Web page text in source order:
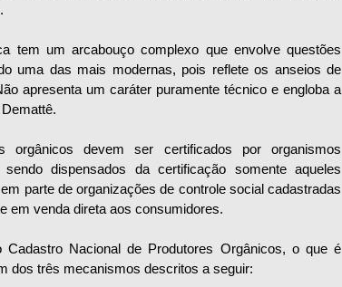
tem um arcabouço complexo que envolve questões
uma das mais modernas, pois reflete os anseios de
apresenta um caráter puramente técnico e engloba a
orgânicos devem ser certificados por organismos
dispensados da certificação somente aqueles
parte de organizações de controle social cadastradas
em venda direta aos consumidores.
Nacional de Produtores Orgânicos, o que é
dos três mecanismos descritos a seguir: